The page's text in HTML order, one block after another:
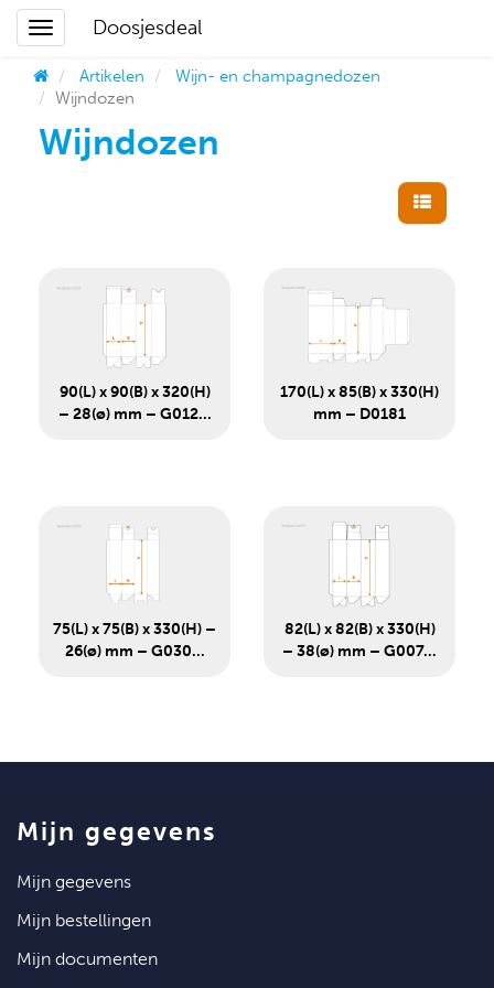
Doosjesdeal
Artikelen
Wijn- en champagnedozen
Wijndozen
Wijndozen
90(L) x 90(B) x 320(H)
– 28(ø) mm – G012...
170(L) x 85(B) x 330(H)
mm – D0181
75(L) x 75(B) x 330(H) –
26(ø) mm – G030...
82(L) x 82(B) x 330(H)
– 38(ø) mm – G007...
mijn gegevens
mijn gegevens
mijn bestellingen
mijn documenten